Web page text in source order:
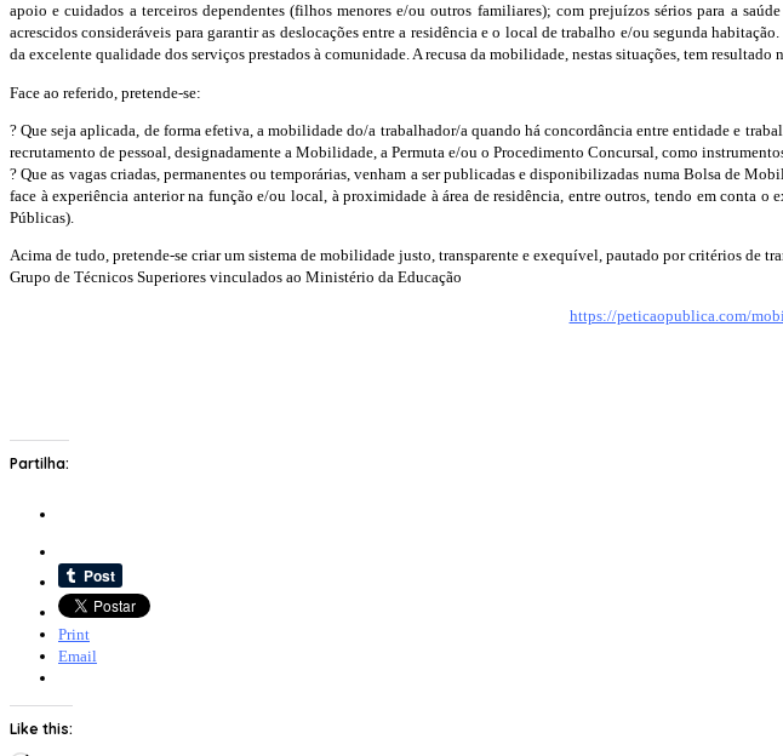
apoio e cuidados a terceiros dependentes (filhos menores e/ou outros familiares); com prejuízos sérios para a
acrescidos consideráveis para garantir as deslocações entre a residência e o local de trabalho e/ou segunda
da excelente qualidade dos serviços prestados à comunidade. A recusa da mobilidade, nestas situações, tem
Face ao referido, pretende-se:
? Que seja aplicada, de forma efetiva, a mobilidade do/a trabalhador/a quando há concordância entre entidade e
recrutamento de pessoal, designadamente a Mobilidade, a Permuta e/ou o Procedimento Concursal, como
? Que as vagas criadas, permanentes ou temporárias, venham a ser publicadas e disponibilizadas numa Bolsa de
face à experiência anterior na função e/ou local, à proximidade à área de residência, entre outros, tendo em conta
Públicas).
Acima de tudo, pretende-se criar um sistema de mobilidade justo, transparente e exequível, pautado por critérios de
Grupo de Técnicos Superiores vinculados ao Ministério da Educação
https://peticaopublica.com/
Partilha:
Print
Email
Like this: